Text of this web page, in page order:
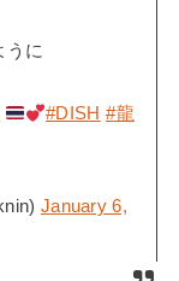
うに
#DISH #龍
January 6,